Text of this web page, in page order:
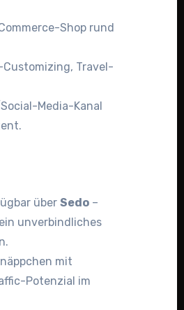
Shop rund
Customizing, Travel-
Media-Kanal
über Sedo –
unverbindliches
mit
Potenzial im